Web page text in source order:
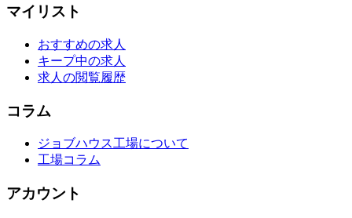
マイリスト
おすすめの求人
キープ中の求人
求人の閲覧履歴
コラム
ジョブハウス工場について
工場コラム
アカウント